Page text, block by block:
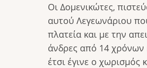
Οι Δομενικώτες,
αυτού Λεγεωνάριου
πλατεία και με την
άνδρες από 14 χρόνων
έτσι έγινε ο χωρισμός